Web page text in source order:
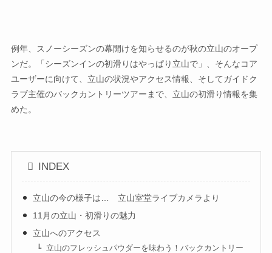
例年、スノーシーズンの幕開けを知らせるのが秋の立山のオープ
ンだ。「シーズンインの初滑りはやっぱり立山で」、そんなコア
ユーザーに向けて、立山の状況やアクセス情報、そしてガイドク
ラブ主催のバックカントリーツアーまで、立山の初滑り情報を集
めた。
INDEX
立山の今の様子は… 立山室堂ライブカメラより
11月の立山・初滑りの魅力
立山へのアクセス
立山のフレッシュパウダーを味わう！バックカントリー